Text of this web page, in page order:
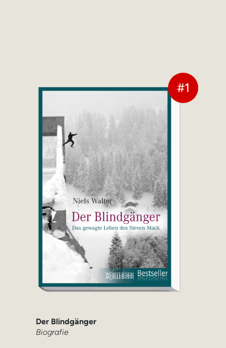
#1
Der Blindgänger
Biografie